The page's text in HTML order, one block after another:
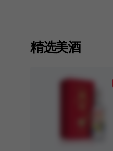
精选美酒